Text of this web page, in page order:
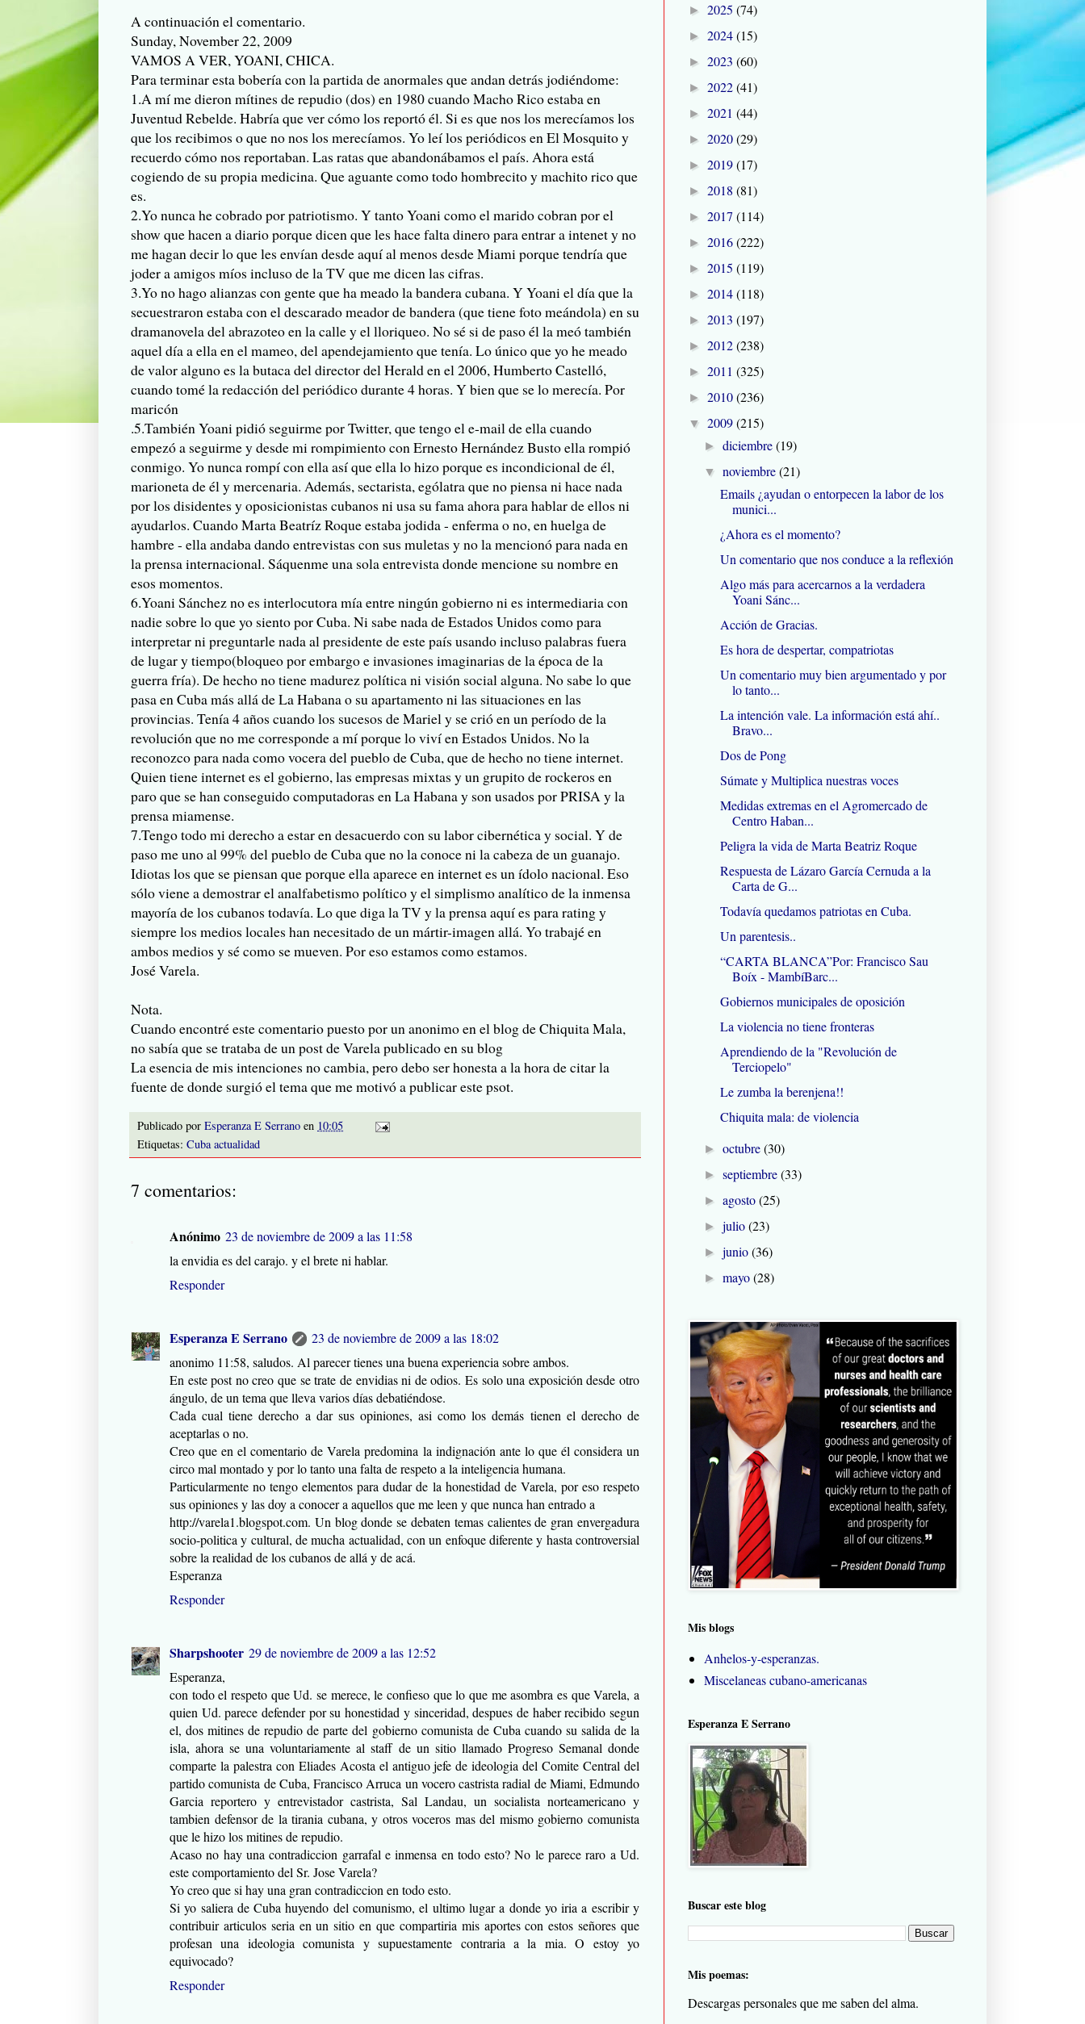
A continuación el comentario.
Sunday, November 22, 2009
VAMOS A VER, YOANI, CHICA.
Para terminar esta bobería con la partida de anormales que andan detrás jodiéndome:
1.A mí me dieron mítines de repudio (dos) en 1980 cuando Macho Rico estaba en
Juventud Rebelde. Habría que ver cómo los reportó él. Si es que nos los merecíamos los
que los recibimos o que no nos los merecíamos. Yo leí los periódicos en El Mosquito y
recuerdo cómo nos reportaban. Las ratas que abandonábamos el país. Ahora está
cogiendo de su propia medicina. Que aguante como todo hombrecito y machito rico que
es.
2.Yo nunca he cobrado por patriotismo. Y tanto Yoani como el marido cobran por el
show que hacen a diario porque dicen que les hace falta dinero para entrar a intenet y no
me hagan decir lo que les envían desde aquí al menos desde Miami porque tendría que
joder a amigos míos incluso de la TV que me dicen las cifras.
3.Yo no hago alianzas con gente que ha meado la bandera cubana. Y Yoani el día que la
secuestraron estaba con el descarado meador de bandera (que tiene foto meándola) en su
dramanovela del abrazoteo en la calle y el lloriqueo. No sé si de paso él la meó también
aquel día a ella en el mameo, del apendejamiento que tenía. Lo único que yo he meado
de valor alguno es la butaca del director del Herald en el 2006, Humberto Castelló,
cuando tomé la redacción del periódico durante 4 horas. Y bien que se lo merecía. Por
maricón
.5.También Yoani pidió seguirme por Twitter, que tengo el e-mail de ella cuando
empezó a seguirme y desde mi rompimiento con Ernesto Hernández Busto ella rompió
conmigo. Yo nunca rompí con ella así que ella lo hizo porque es incondicional de él,
marioneta de él y mercenaria. Además, sectarista, ególatra que no piensa ni hace nada
por los disidentes y oposicionistas cubanos ni usa su fama ahora para hablar de ellos ni
ayudarlos. Cuando Marta Beatríz Roque estaba jodida - enferma o no, en huelga de
hambre - ella andaba dando entrevistas con sus muletas y no la mencionó para nada en
la prensa internacional. Sáquenme una sola entrevista donde mencione su nombre en
esos momentos.
6.Yoani Sánchez no es interlocutora mía entre ningún gobierno ni es intermediaria con
nadie sobre lo que yo siento por Cuba. Ni sabe nada de Estados Unidos como para
interpretar ni preguntarle nada al presidente de este país usando incluso palabras fuera
de lugar y tiempo(bloqueo por embargo e invasiones imaginarias de la época de la
guerra fría). De hecho no tiene madurez política ni visión social alguna. No sabe lo que
pasa en Cuba más allá de La Habana o su apartamento ni las situaciones en las
provincias. Tenía 4 años cuando los sucesos de Mariel y se crió en un período de la
revolución que no me corresponde a mí porque lo viví en Estados Unidos. No la
reconozco para nada como vocera del pueblo de Cuba, que de hecho no tiene internet.
Quien tiene internet es el gobierno, las empresas mixtas y un grupito de rockeros en
paro que se han conseguido computadoras en La Habana y son usados por PRISA y la
prensa miamense.
7.Tengo todo mi derecho a estar en desacuerdo con su labor cibernética y social. Y de
paso me uno al 99% del pueblo de Cuba que no la conoce ni la cabeza de un guanajo.
Idiotas los que se piensan que porque ella aparece en internet es un ídolo nacional. Eso
sólo viene a demostrar el analfabetismo político y el simplismo analítico de la inmensa
mayoría de los cubanos todavía. Lo que diga la TV y la prensa aquí es para rating y
siempre los medios locales han necesitado de un mártir-imagen allá. Yo trabajé en
ambos medios y sé como se mueven. Por eso estamos como estamos.
José Varela.
Nota.
Cuando encontré este comentario puesto por un anonimo en el blog de Chiquita Mala,
no sabía que se trataba de un post de Varela publicado en su blog
La esencia de mis intenciones no cambia, pero debo ser honesta a la hora de citar la
fuente de donde surgió el tema que me motivó a publicar este psot.
Publicado por Esperanza E Serrano en 10:05
Etiquetas: Cuba actualidad
7 comentarios:
Anónimo 23 de noviembre de 2009 a las 11:58
la envidia es del carajo. y el brete ni hablar.
Responder
Esperanza E Serrano
23 de noviembre de 2009 a las 18:02
anonimo 11:58, saludos. Al parecer tienes una buena experiencia sobre ambos.
En este post no creo que se trate de envidias ni de odios. Es solo una exposición desde otro
ángulo, de un tema que lleva varios días debatiéndose.
Cada cual tiene derecho a dar sus opiniones, asi como los demás tienen el derecho de
aceptarlas o no.
Creo que en el comentario de Varela predomina la indignación ante lo que él considera un
circo mal montado y por lo tanto una falta de respeto a la inteligencia humana.
Particularmente no tengo elementos para dudar de la honestidad de Varela, por eso respeto
sus opiniones y las doy a conocer a aquellos que me leen y que nunca han entrado a
http://varela1.blogspot.com. Un blog donde se debaten temas calientes de gran envergadura
socio-politica y cultural, de mucha actualidad, con un enfoque diferente y hasta controversial
sobre la realidad de los cubanos de allá y de acá.
Esperanza
Responder
Sharpshooter 29 de noviembre de 2009 a las 12:52
Esperanza,
con todo el respeto que Ud. se merece, le confieso que lo que me asombra es que Varela, a
quien Ud. parece defender por su honestidad y sinceridad, despues de haber recibido segun
el, dos mitines de repudio de parte del gobierno comunista de Cuba cuando su salida de la
isla, ahora se una voluntariamente al staff de un sitio llamado Progreso Semanal donde
comparte la palestra con Eliades Acosta el antiguo jefe de ideologia del Comite Central del
partido comunista de Cuba, Francisco Arruca un vocero castrista radial de Miami, Edmundo
Garcia reportero y entrevistador castrista, Sal Landau, un socialista norteamericano y
tambien defensor de la tirania cubana, y otros voceros mas del mismo gobierno comunista
que le hizo los mitines de repudio.
Acaso no hay una contradiccion garrafal e inmensa en todo esto? No le parece raro a Ud.
este comportamiento del Sr. Jose Varela?
Yo creo que si hay una gran contradiccion en todo esto.
Si yo saliera de Cuba huyendo del comunismo, el ultimo lugar a donde yo iria a escribir y
contribuir articulos seria en un sitio en que compartiria mis aportes con estos señores que
profesan una ideologia comunista y supuestamente contraria a la mia. O estoy yo
equivocado?
Responder
► 2025 (74)
► 2024(15)
► 2023 (60)
► 2022(41)
► 2021 (44)
► 2020(29)
► 2019(17)
► 2018 (81)
► 2017 (114)
► 2016(222)
► 2015 (119)
► 2014(118)
► 2013 (197)
► 2012(238)
► 2011 (325)
► 2010(236)
▼ 2009(215)
►diciembre(19)
▼noviembre(21)
Emails ¿ayudan o entorpecen la labor de los
munici...
¿Ahora es el momento?
Un comentario que nos conduce a la reflexión
Algo más para acercarnos a la verdadera
Yoani Sánc...
Acción de Gracias.
Es hora de despertar, compatriotas
Un comentario muy bien argumentado y por
lo tanto...
La intención vale. La información está ahí..
Bravo...
Dos de Pong
Súmate y Multiplica nuestras voces
Medidas extremas en el Agromercado de
Centro Haban...
Peligra la vida de Marta Beatriz Roque
Respuesta de Lázaro García Cernuda a la
Carta de G...
Todavía quedamos patriotas en Cuba.
Un parentesis..
“CARTA BLANCA”Por: Francisco Sau
Boíx - MambíBarc...
Gobiernos municipales de oposición
La violencia no tiene fronteras
Aprendiendo de la "Revolución de
Terciopelo"
Le zumba la berenjena!!
Chiquita mala: de violencia
►octubre(30)
►septiembre(33)
►agosto(25)
►julio(23)
►junio(36)
►mayo(28)
Mis blogs
Anhelos-y-esperanzas.
Miscelaneas cubano-americanas
Esperanza E Serrano
Buscar este blog
Mis poemas:
Descargas personales que me saben del alma.